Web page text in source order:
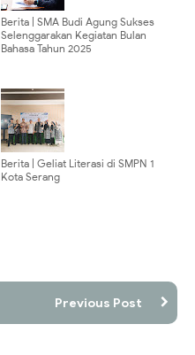
Berita | SMA Budi Agung Sukses
Selenggarakan Kegiatan Bulan
Bahasa Tahun 2025
Berita | Geliat Literasi di SMPN 1
Kota Serang
Previous Post